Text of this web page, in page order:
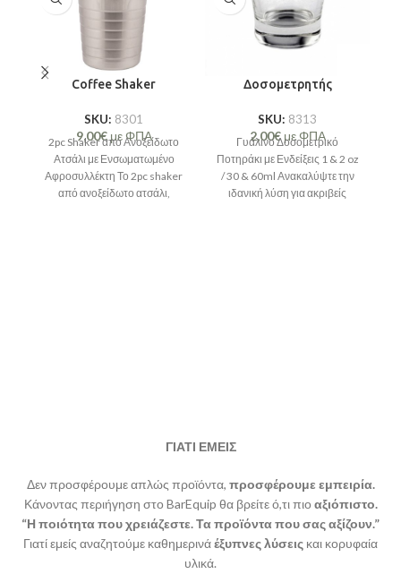
Coffee Shaker
SKU: 8301
9,00€με ΦΠΑ
2pc Shaker από Ανοξείδωτο
Ατσάλι με Ενσωματωμένο
Αφροσυλλέκτη Το 2pc shaker
από ανοξείδωτο ατσάλι,
Δοσομετρητής
SKU: 8313
2,00€με ΦΠΑ
Γυάλινο Δοσομετρικό
Ποτηράκι με Ενδείξεις 1 & 2 oz
/ 30 & 60ml Ανακαλύψτε την
ιδανική λύση για ακριβείς
ΓΙΑΤΙ ΕΜΕΙΣ
Δεν προσφέρουμε απλώς προϊόντα, προσφέρουμε εμπειρία.
Κάνοντας περιήγηση στο BarEquip θα βρείτε ό,τι πιο αξιόπιστο.
“Η ποιότητα που χρειάζεστε. Τα προϊόντα που σας αξίζουν.”
Γιατί εμείς αναζητούμε καθημερινάέξυπνες λύσεις και κορυφαία
υλικά.